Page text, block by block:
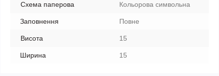
Схема паперова Кольорова символьна
Заповнення Повне
Висота 15
Ширина 15